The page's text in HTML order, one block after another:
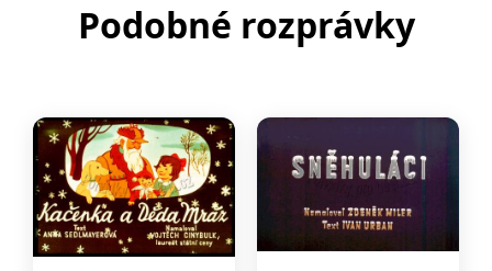
Podobné rozprávky